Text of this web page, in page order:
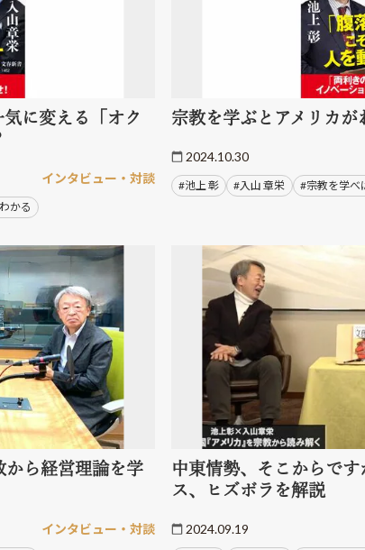
に変える「オク
インタビュー・対談
かる
宗教を学ぶとアメリカが
2024.10.30
#池上 彰 #入山 章栄 #宗教を学べ
から経営理論を学
インタビュー・対談
中東情勢、そこからで
ス、ヒズボラを解説
2024.09.19